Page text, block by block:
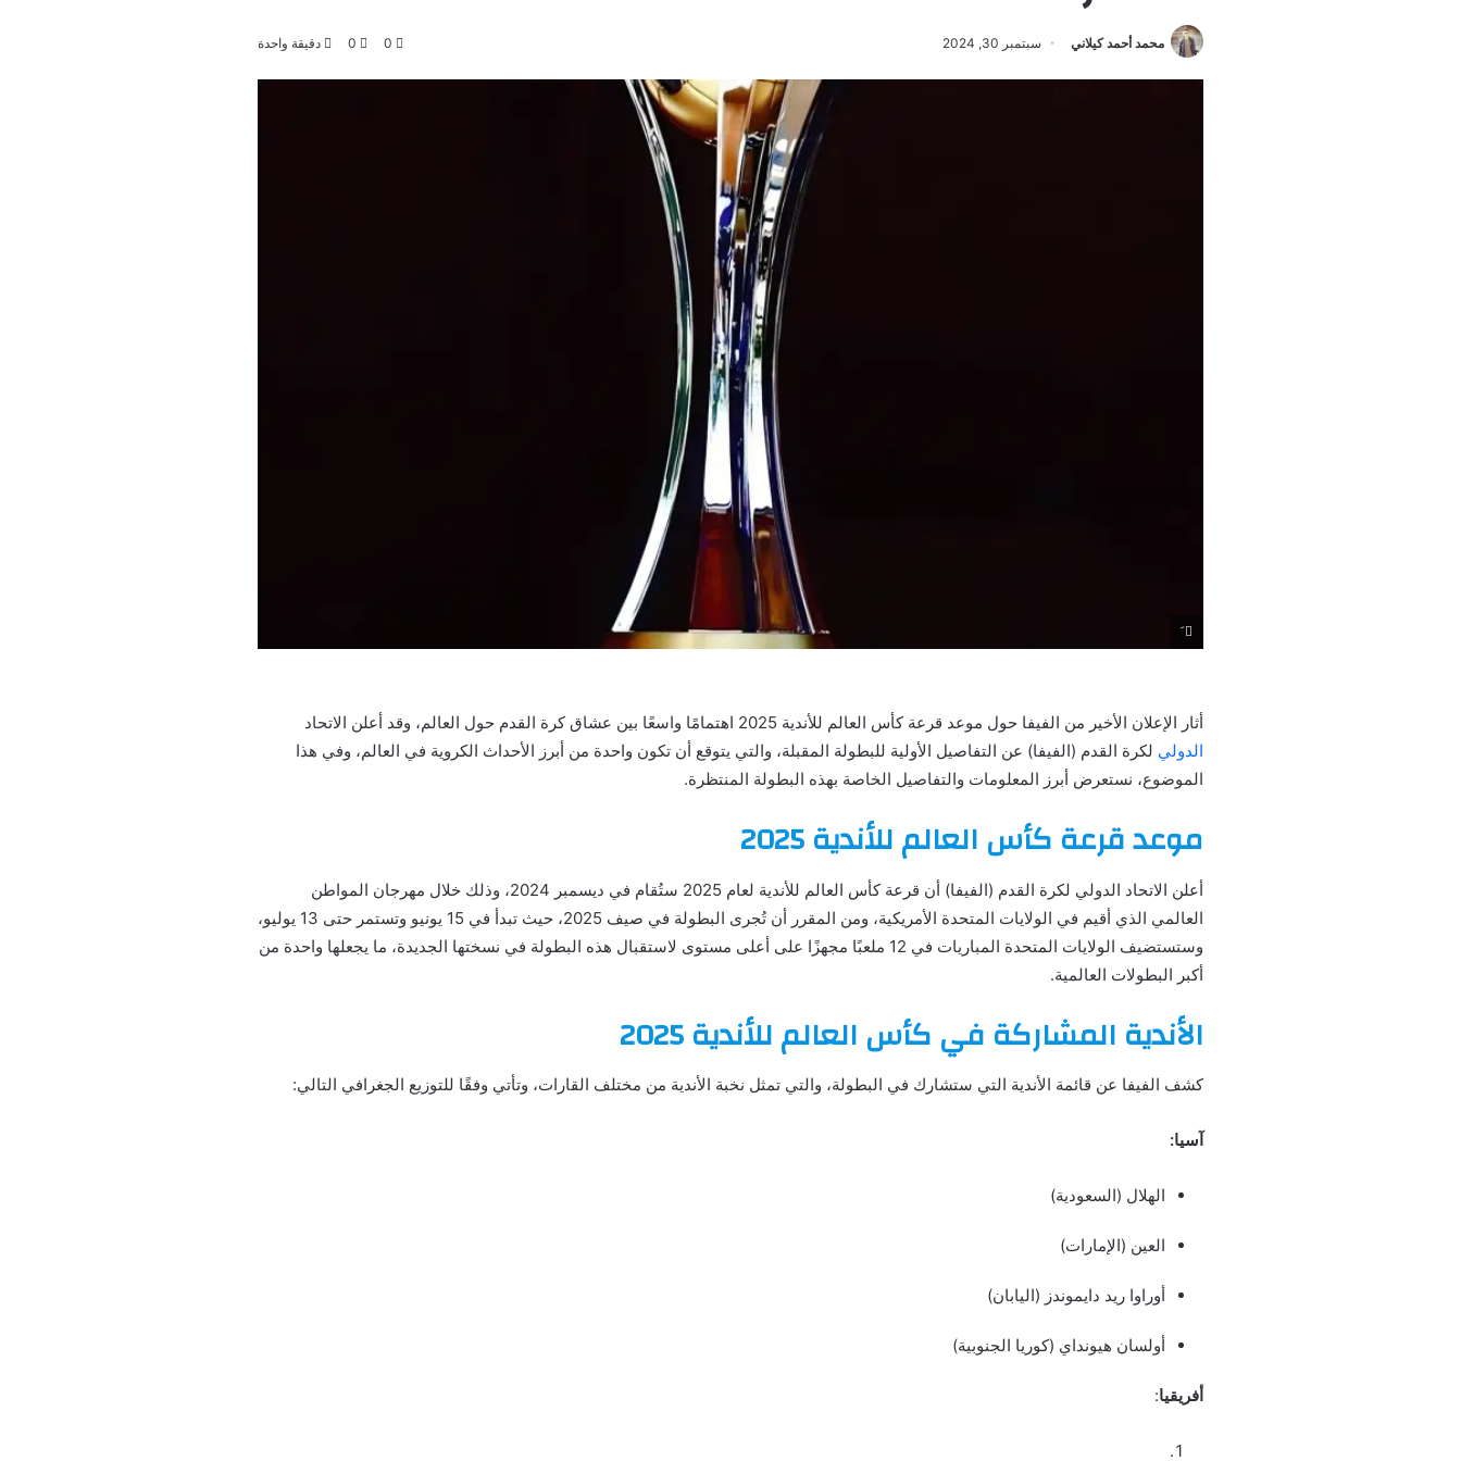
محمد أحمد كيلاني سبتمبر 30, 2024 0
0 دقيقة واحدة
َ
أثار الإعلان الأخير من الفيفا حول موعد قرعة كأس العالم للأندية 2025 اهتمامًا واسعًا بين عشاق كرة القدم حول العالم، وقد أعلن الاتحاد
الدولي لكرة القدم (الفيفا) عن التفاصيل الأولية للبطولة المقبلة، والتي يتوقع أن تكون واحدة من أبرز الأحداث الكروية في العالم، وفي هذا
الموضوع، نستعرض أبرز المعلومات والتفاصيل الخاصة بهذه البطولة المنتظرة.
موعد قرعة كأس العالم للأندية 2025
أعلن الاتحاد الدولي لكرة القدم (الفيفا) أن قرعة كأس العالم للأندية لعام 2025 ستُقام في ديسمبر 2024، وذلك خلال مهرجان المواطن
العالمي الذي أقيم في الولايات المتحدة الأمريكية، ومن المقرر أن تُجرى البطولة في صيف 2025، حيث تبدأ في 15 يونيو وتستمر حتى 13 يوليو،
وستستضيف الولايات المتحدة المباريات في 12 ملعبًا مجهزًا على أعلى مستوى لاستقبال هذه البطولة في نسختها الجديدة، ما يجعلها واحدة من
أكبر البطولات العالمية.
الأندية المشاركة في كأس العالم للأندية 2025
كشف الفيفا عن قائمة الأندية التي ستشارك في البطولة، والتي تمثل نخبة الأندية من مختلف القارات، وتأتي وفقًا للتوزيع الجغرافي التالي:
آسيا:
الهلال (السعودية)
العين (الإمارات)
أوراوا ريد دايموندز (اليابان)
أولسان هيونداي (كوريا الجنوبية)
أفريقيا: